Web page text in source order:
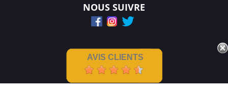
NOUS SUIVRE
AVIS CLIENTS